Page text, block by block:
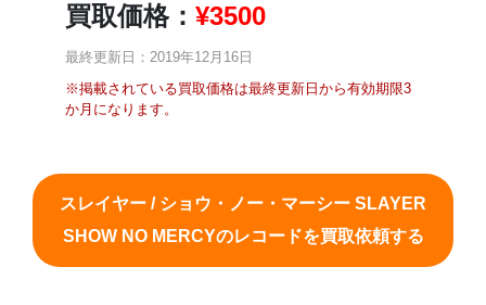
買取価格： ¥3500
最終更新日：2019年12月16日
※掲載されている買取価格は最終更新日から有効期限3
か月になります。
スレイヤー / ショウ・ノー・マーシー SLAYER
SHOW NO MERCYのレコードを買取依頼する